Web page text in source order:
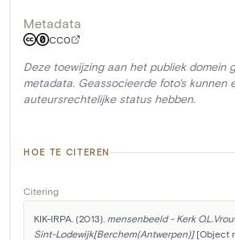
Metadata
CC0
Deze toewijzing aan het publiek domein
metadata. Geassocieerde foto's kunnen
auteursrechtelijke status hebben.
HOE TE CITEREN
Citering
KIK-IRPA. (2013). mensenbeeld - Kerk
Sint-Lodewijk[Berchem(Antwerpen)] [Object